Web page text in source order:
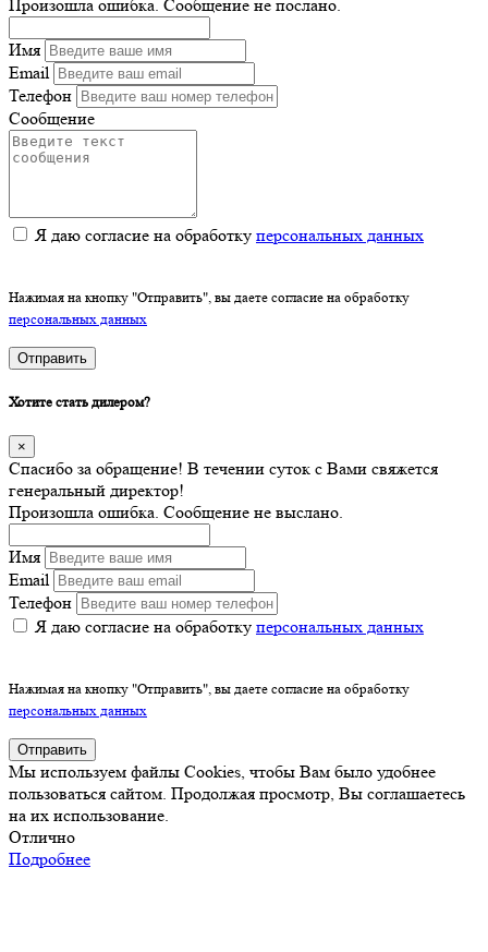
Произошла ошибка. Сообщение не послано.
Имя
Email
Телефон
Сообщение
Я даю согласие на обработку персональных данных
Нажимая на кнопку "Отправить", вы даете согласие на обработку
персональных данных
Отправить
Хотите стать дилером?
×
Спасибо за обращение! В течении суток с Вами свяжется
генеральный директор!
Произошла ошибка. Сообщение не выслано.
Имя
Email
Телефон
Я даю согласие на обработку персональных данных
Нажимая на кнопку "Отправить", вы даете согласие на обработку
персональных данных
Отправить
Мы используем файлы Cookies, чтобы Вам было удобнее
пользоваться сайтом. Продолжая просмотр, Вы соглашаетесь
на их использование.
Отлично
Подробнее